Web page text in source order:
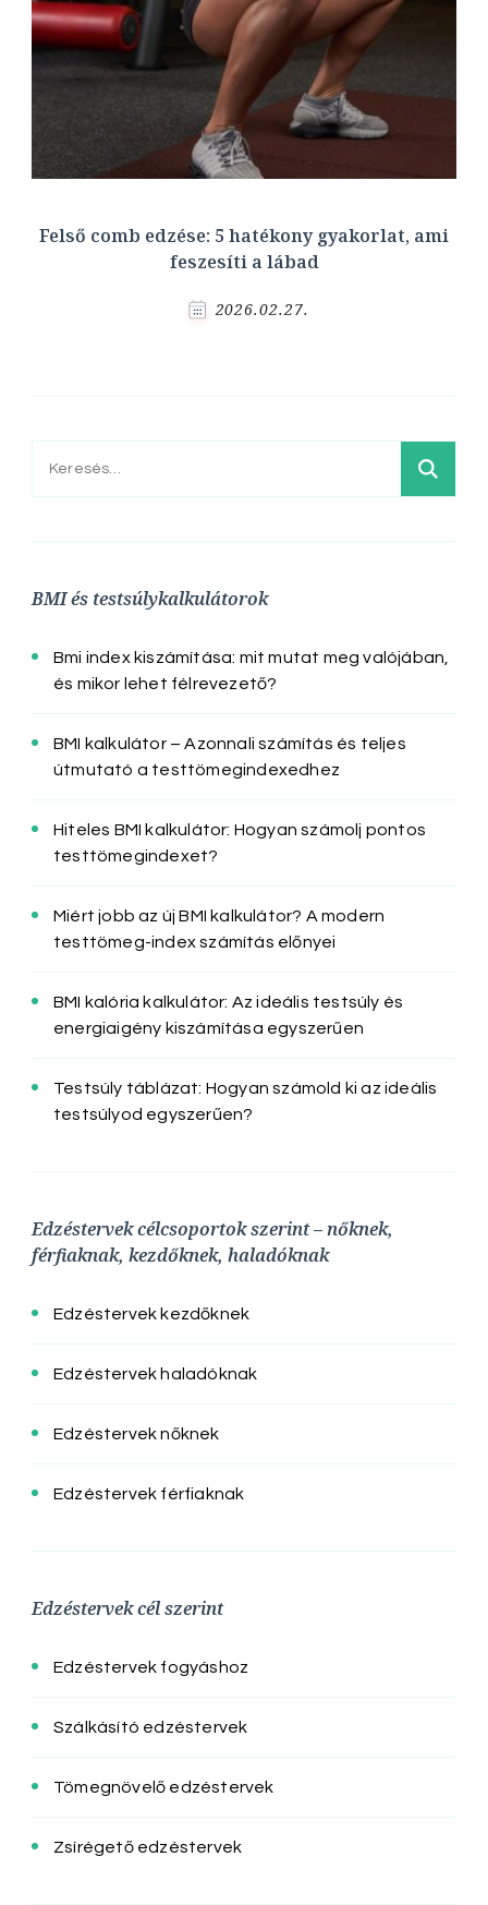
Felső comb edzése: 5 hatékony gyakorlat, ami
feszesíti a lábad
2026.02.27.
Keresés:
BMI és testsúlykalkulátorok
Bmi index kiszámítása: mit mutat meg valójában,
és mikor lehet félrevezető?
BMI kalkulátor – Azonnali számítás és teljes
útmutató a testtömegindexedhez
Hiteles BMI kalkulátor: Hogyan számolj pontos
testtömegindexet?
Miért jobb az új BMI kalkulátor? A modern
testtömeg-index számítás előnyei
BMI kalória kalkulátor: Az ideális testsúly és
energiaigény kiszámítása egyszerűen
Testsúly táblázat: Hogyan számold ki az ideális
testsúlyod egyszerűen?
Edzéstervek célcsoportok szerint – nőknek,
férfiaknak, kezdőknek, haladóknak
Edzéstervek kezdőknek
Edzéstervek haladóknak
Edzéstervek nőknek
Edzéstervek férfiaknak
Edzéstervek cél szerint
Edzéstervek fogyáshoz
Szálkásító edzéstervek
Tömegnövelő edzéstervek
Zsírégető edzéstervek